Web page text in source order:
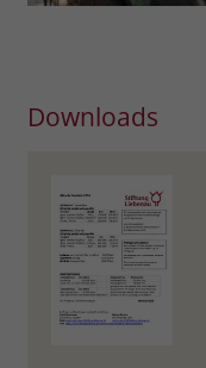
Downloads